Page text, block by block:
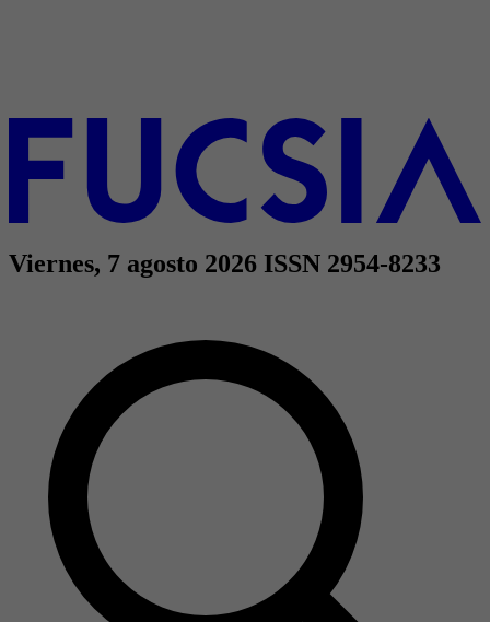
Viernes, 7 agosto 2026 ISSN 2954-8233